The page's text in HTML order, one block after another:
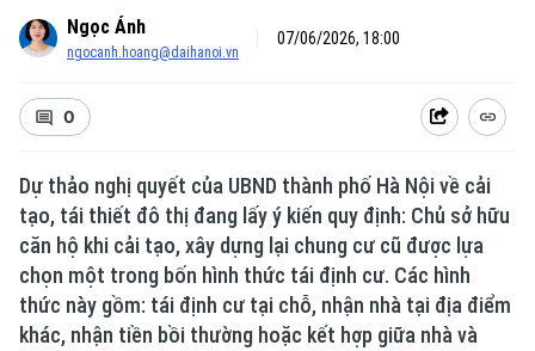
Xu hướng
Ngọc Ánh
ngocanh.hoang@daihanoi.vn
07/06/2026, 18:00
0
Dự thảo nghị quyết của UBND thành phố Hà Nội về cải
tạo, tái thiết đô thị đang lấy ý kiến quy định: Chủ sở hữu
căn hộ khi cải tạo, xây dựng lại chung cư cũ được lựa
chọn một trong bốn hình thức tái định cư. Các hình
thức này gồm: tái định cư tại chỗ, nhận nhà tại địa điểm
khác, nhận tiền bồi thường hoặc kết hợp giữa nhà và